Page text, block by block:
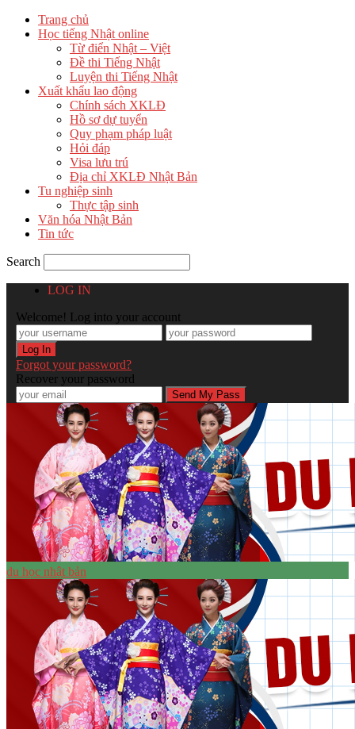
Trang chủ
Học tiếng Nhật online
Từ điển Nhật – Việt
Đề thi Tiếng Nhật
Luyện thi Tiếng Nhật
Xuất khẩu lao động
Chính sách XKLĐ
Hồ sơ dự tuyển
Quy phạm pháp luật
Hỏi đáp
Visa lưu trú
Địa chỉ XKLĐ Nhật Bản
Tu nghiệp sinh
Thực tập sinh
Văn hóa Nhật Bản
Tin tức
Search
LOG IN
Welcome! Log into your account
Forgot your password?
Recover your password
du học nhật bản